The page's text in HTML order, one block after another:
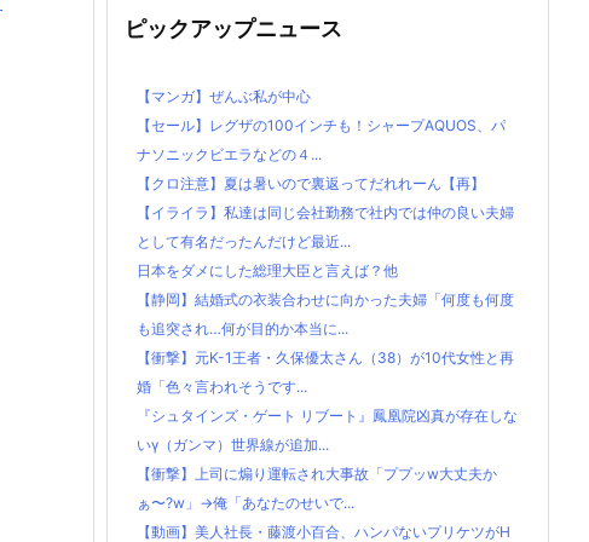
ピックアップニュース
【マンガ】ぜんぶ私が中心
【セール】レグザの100インチも！シャープAQUOS、パ
ナソニックビエラなどの４...
【クロ注意】夏は暑いので裏返ってだれれーん【再】
【イライラ】私達は同じ会社勤務で社内では仲の良い夫婦
として有名だったんだけど最近...
日本をダメにした総理大臣と言えば？他
【静岡】結婚式の衣装合わせに向かった夫婦「何度も何度
も追突され…何が目的か本当に...
【衝撃】元K-1王者・久保優太さん（38）が10代女性と再
婚「色々言われそうです...
『シュタインズ・ゲート リブート』鳳凰院凶真が存在しな
いγ（ガンマ）世界線が追加...
【衝撃】上司に煽り運転され大事故「ププッw大丈夫か
ぁ〜?w」→俺「あなたのせいで...
【動画】美人社長・藤渡小百合、ハンパないプリケツがH